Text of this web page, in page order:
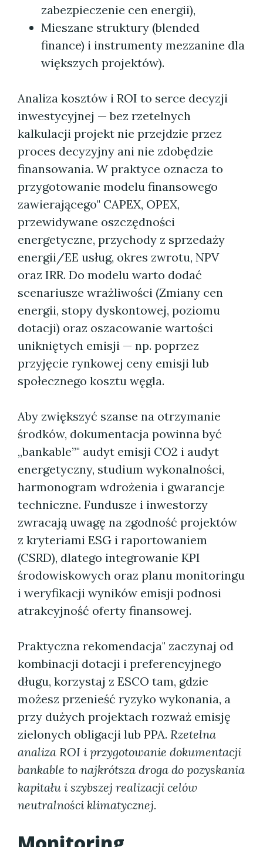
zabezpieczenie cen energii),
Mieszane struktury (blended
finance) i instrumenty mezzanine dla
większych projektów).
Analiza kosztów i ROI to serce decyzji
inwestycyjnej — bez rzetelnych
kalkulacji projekt nie przejdzie przez
proces decyzyjny ani nie zdobędzie
finansowania. W praktyce oznacza to
przygotowanie modelu finansowego
zawierającego" CAPEX, OPEX,
przewidywane oszczędności
energetyczne, przychody z sprzedaży
energii/EE usług, okres zwrotu, NPV
oraz IRR. Do modelu warto dodać
scenariusze wrażliwości (Zmiany cen
energii, stopy dyskontowej, poziomu
dotacji) oraz oszacowanie wartości
unikniętych emisji — np. poprzez
przyjęcie rynkowej ceny emisji lub
społecznego kosztu węgla.
Aby zwiększyć szanse na otrzymanie
środków, dokumentacja powinna być
„bankable”" audyt emisji CO2 i audyt
energetyczny, studium wykonalności,
harmonogram wdrożenia i gwarancje
techniczne. Fundusze i inwestorzy
zwracają uwagę na zgodność projektów
z kryteriami ESG i raportowaniem
(CSRD), dlatego integrowanie KPI
środowiskowych oraz planu monitoringu
i weryfikacji wyników emisji podnosi
atrakcyjność oferty finansowej.
Praktyczna rekomendacja" zaczynaj od
kombinacji dotacji i preferencyjnego
długu, korzystaj z ESCO tam, gdzie
możesz przenieść ryzyko wykonania, a
przy dużych projektach rozważ emisję
zielonych obligacji lub PPA. Rzetelna
analiza ROI i przygotowanie dokumentacji
bankable to najkrótsza droga do pozyskania
kapitału i szybszej realizacji celów
neutralności klimatycznej.